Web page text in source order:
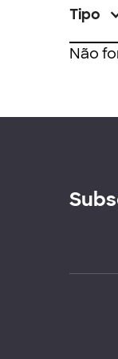
Tipo
Não